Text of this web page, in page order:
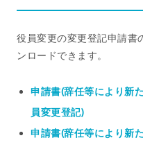
役員変更の変更登記申請書
ンロードできます。
申請書(辞任等により新
員変更登記)
申請書(辞任等により新